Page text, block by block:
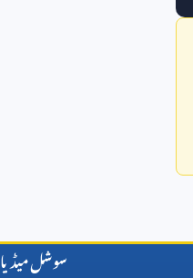
سوشل میڈیا